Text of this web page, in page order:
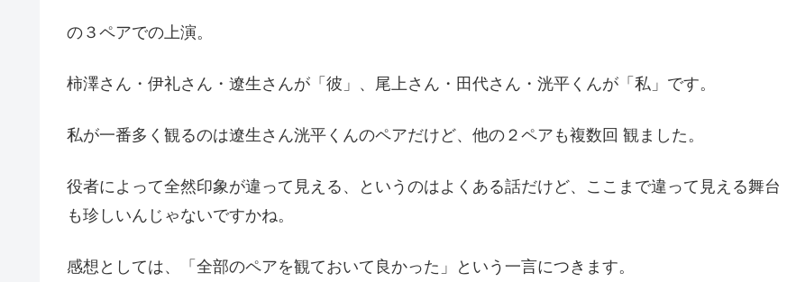
の３ペアでの上演。
柿澤さん・伊礼さん・遼生さんが「彼」、尾上さん・田代さん・洸平くんが「私」です。
私が一番多く観るのは遼生さん洸平くんのペアだけど、他の２ペアも複数回 観ました。
役者によって全然印象が違って見える、というのはよくある話だけど、ここまで違って見える舞台
も珍しいんじゃないですかね。
感想としては、「全部のペアを観ておいて良かった」という一言につきます。